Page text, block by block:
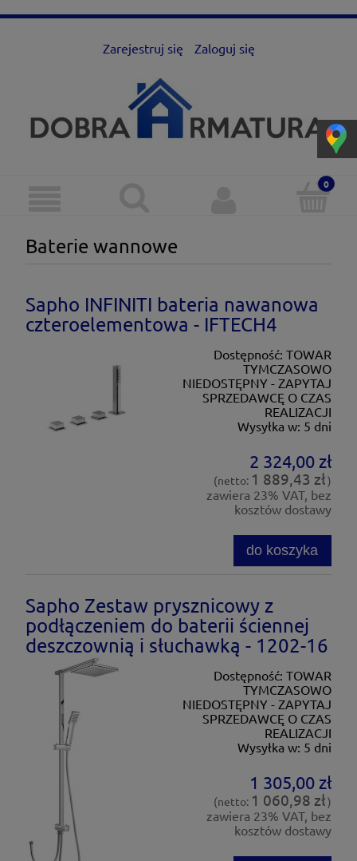
Zarejestruj się Zaloguj się
Baterie wannowe
Sapho INFINITI bateria nawanowa
czteroelementowa - IFTECH4
Dostępność: TOWAR
TYMCZASOWO
NIEDOSTĘPNY - ZAPYTAJ
SPRZEDAWCĘ O CZAS
REALIZACJI
Wysyłka w: 5 dni
2 324,00 zł
(netto: 1 889,43 zł)
zawiera 23% VAT, bez
kosztów dostawy
do koszyka
Sapho Zestaw prysznicowy z
podłączeniem do baterii ściennej
deszczownią i słuchawką - 1202-16
Dostępność: TOWAR
TYMCZASOWO
NIEDOSTĘPNY - ZAPYTAJ
SPRZEDAWCĘ O CZAS
REALIZACJI
Wysyłka w: 5 dni
1 305,00 zł
(netto: 1 060,98 zł)
zawiera 23% VAT, bez
kosztów dostawy